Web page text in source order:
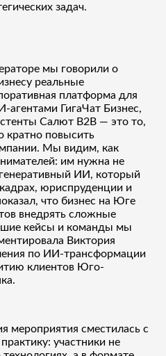
задач.
мы говорили о
реальные
платформа для
агентами ГигаЧат Бизнес,
Салют B2B — это то,
кратно повысить
Мы видим, как
им нужна не
ИИ, который
юриспруденции и
что бизнес на Юге
внедрять сложные
кейсы и команды мы
Виктория
по ИИ-трансформации
клиентов Юго-
мероприятия сместилась с
участники не